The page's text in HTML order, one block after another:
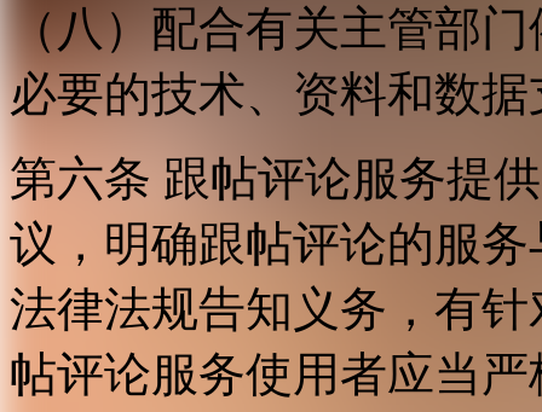
（八）配合有关主管部
必要的技术、资料和数
第六条 跟帖评论服务提
议，明确跟帖评论的服
法律法规告知义务，有
帖评论服务使用者应当